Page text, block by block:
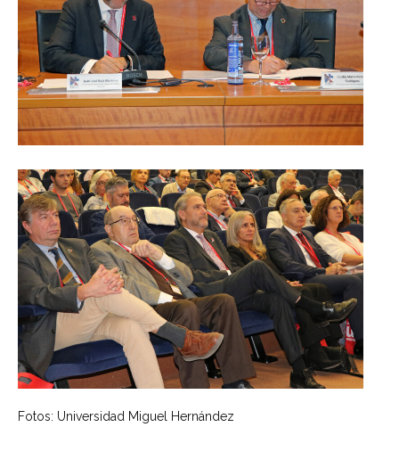
Fotos: Universidad Miguel Hernández